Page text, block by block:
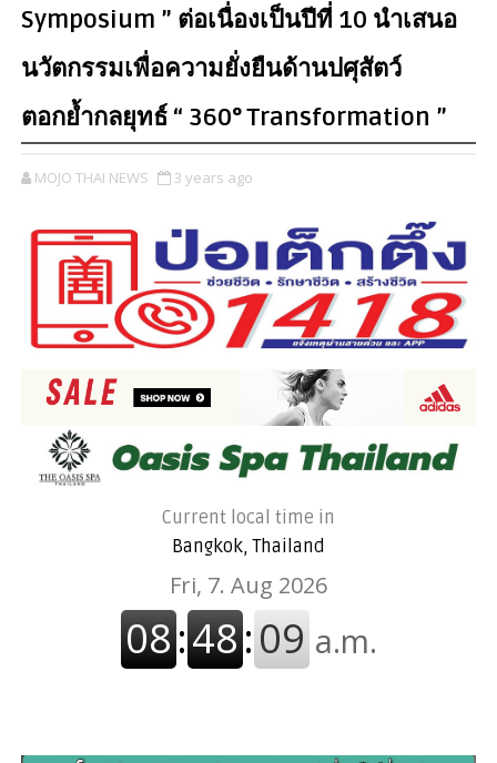
Symposium ” ต่อเนื่องเป็นปีที่ 10 นำเสนอ
นวัตกรรมเพื่อความยั่งยืนด้านปศุสัตว์
ตอกย้ำกลยุทธ์ “ 360° Transformation ”
MOJO THAI NEWS 3 years ago
Current local time in
Bangkok, Thailand